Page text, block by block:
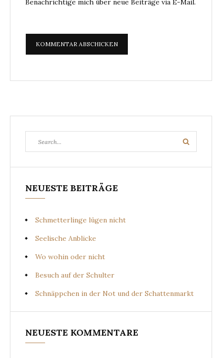
Benachrichtige mich über neue Beiträge via E-Mail.
for:
Search
NEUESTE BEITRÄGE
Schmetterlinge lügen nicht
Seelische Anblicke
Wo wohin oder nicht
Besuch auf der Schulter
Schnäppchen in der Not und der Schattenmarkt
NEUESTE KOMMENTARE